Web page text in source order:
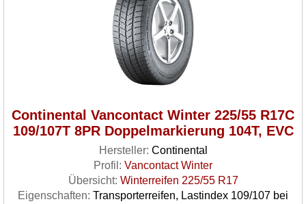
Continental Vancontact Winter 225/55 R17C
109/107T 8PR Doppelmarkierung 104T, EVC
Hersteller: Continental
Profil: Vancontact Winter
Übersicht: Winterreifen 225/55 R17
Eigenschaften: Transporterreifen, Lastindex 109/107 bei